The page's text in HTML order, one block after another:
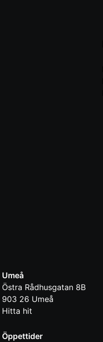
Umeå
Östra Rådhusgatan 8B
903 26 Umeå
Hitta hit
Öppettider